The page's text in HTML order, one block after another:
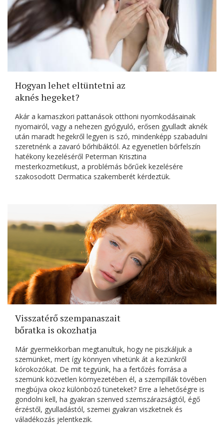
Hogyan lehet eltüntetni az
aknés hegeket?
Akár a kamaszkori pattanások otthoni nyomkodásainak
nyomairól, vagy a nehezen gyógyuló, erősen gyulladt aknék
után maradt hegekről legyen is szó, mindenképp szabadulni
szeretnénk a zavaró bőrhibáktól. Az egyenetlen bőrfelszín
hatékony kezeléséről Peterman Krisztina
mesterkozmetikust, a problémás bőrűek kezelésére
szakosodott Dermatica szakemberét kérdeztük.
Visszatérő szempanaszait
bőratka is okozhatja
Már gyermekkorban megtanultuk, hogy ne piszkáljuk a
szemünket, mert így könnyen vihetünk át a kezünkről
kórokozókat. De mit tegyünk, ha a fertőzés forrása a
szemünk közvetlen környezetében él, a szempillák tövében
megbújva okoz különböző tüneteket? Erre a lehetőségre is
gondolni kell, ha gyakran szenved szemszárazságtól, égő
érzéstől, gyulladástól, szemei gyakran viszketnek és
váladékozás jelentkezik.